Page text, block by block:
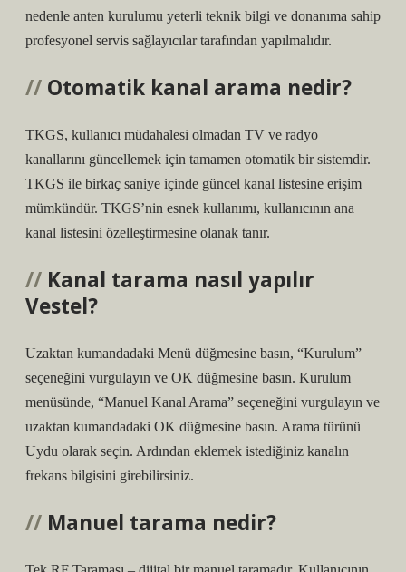
nedenle anten kurulumu yeterli teknik bilgi ve donanıma sahip
profesyonel servis sağlayıcılar tarafından yapılmalıdır.
Otomatik kanal arama nedir?
TKGS, kullanıcı müdahalesi olmadan TV ve radyo
kanallarını güncellemek için tamamen otomatik bir sistemdir.
TKGS ile birkaç saniye içinde güncel kanal listesine erişim
mümkündür. TKGS’nin esnek kullanımı, kullanıcının ana
kanal listesini özelleştirmesine olanak tanır.
Kanal tarama nasıl yapılır
Vestel?
Uzaktan kumandadaki Menü düğmesine basın, “Kurulum”
seçeneğini vurgulayın ve OK düğmesine basın. Kurulum
menüsünde, “Manuel Kanal Arama” seçeneğini vurgulayın ve
uzaktan kumandadaki OK düğmesine basın. Arama türünü
Uydu olarak seçin. Ardından eklemek istediğiniz kanalın
frekans bilgisini girebilirsiniz.
Manuel tarama nedir?